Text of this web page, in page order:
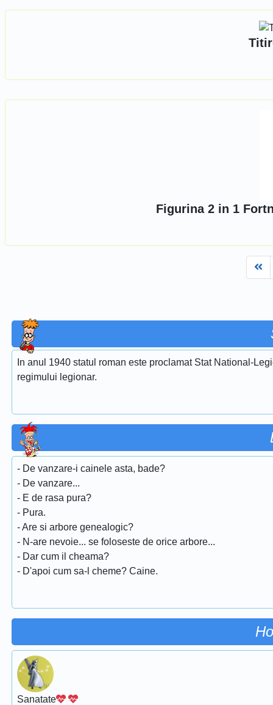
Figurina 2 in 1
In anul 1940 statul roman este proclamat Stat National-
regimului legionar.
- De vanzare-i cainele asta, bade?
- De vanzare...
- E de rasa pura?
- Pura.
- Are si arbore genealogic?
- N-are nevoie... se foloseste de orice arbore...
- Dar cum il cheama?
- D'apoi cum sa-l cheme? Caine.
Sanatate